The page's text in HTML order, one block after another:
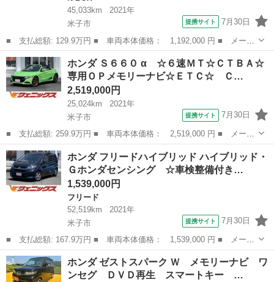
45,033km
2021年
米子市
提携サイト 7月30日
■ 支払総額: 129.9万円 ■ 車両本体価格： 1,192,000 円 ■ メーカ
ー名： ホンダ ■ 車種名： Ｎ－ＢＯＸ ■ グレード名： Ｌ・タ
ーボ ターボ 両側電動ドア ＳＤナビ バックカメラ 衝突被害軽
減システ...
鳥取 米子市 N-BOX
ホンダ Ｓ６６０ α ☆６速ＭＴ☆ＣＴＢＡ☆
専用ＯＰメモリーナビ☆ＥＴＣ☆ Ｃ…
2,519,000円
25,024km
2021年
米子市
提携サイト 7月30日
■ 支払総額: 259.9万円 ■ 車両本体価格： 2,519,000 円 ■ メーカ
ー名： ホンダ ■ 車種名： Ｓ６６０ ■ グレード名： α ☆６速
ＭＴ☆ＣＴＢＡ☆専用ＯＰメモリーナビ☆ＥＴＣ☆ ＣＴＢＡ☆無限
スポー...
鳥取 米子市 ホンダ
ホンダ フリードハイブリッド ハイブリッド・
Ｇホンダセンシング ☆車検整備付き…
1,539,000円
フリード
52,519km
2021年
米子市
提携サイト 7月30日
■ 支払総額: 167.9万円 ■ 車両本体価格： 1,539,000 円 ■ メーカ
ー名： ホンダ ■ 車種名： フリードハイブリッド ■ グレード
名： ハイブリッド・Ｇホンダセンシング ☆車検整備付き☆禁煙車
☆ ホンダ...
鳥取 米子市 フリード
ホンダ ゼストスパーク Ｗ メモリーナビ ワ
ンセグ ＤＶＤ再生 スマートキー …